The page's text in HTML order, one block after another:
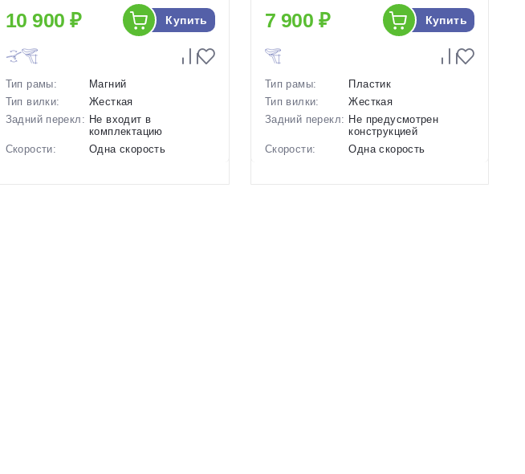
10 900 ₽ Купить
Тип рамы:
Магний
Тип вилки:
Жесткая
Задний перекл: Не входит в
комплектацию
Скорости:
Одна скорость
7 900 ₽ Купить
Тип рамы:
Пластик
Тип вилки:
Жесткая
Задний перекл: Не предусмотрен
конструкцией
Скорости:
Одна скорость